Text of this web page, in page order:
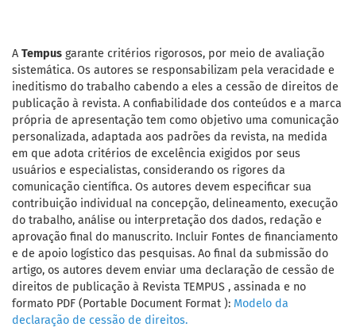
A Tempus garante critérios rigorosos, por meio de avaliação
sistemática. Os autores se responsabilizam pela veracidade e
ineditismo do trabalho cabendo a eles a cessão de direitos de
publicação à revista. A confiabilidade dos conteúdos e a marca
própria de apresentação tem como objetivo uma comunicação
personalizada, adaptada aos padrões da revista, na medida
em que adota critérios de excelência exigidos por seus
usuários e especialistas, considerando os rigores da
comunicação científica. Os autores devem especificar sua
contribuição individual na concepção, delineamento, execução
do trabalho, análise ou interpretação dos dados, redação e
aprovação final do manuscrito. Incluir Fontes de financiamento
e de apoio logístico das pesquisas. Ao final da submissão do
artigo, os autores devem enviar uma declaração de cessão de
direitos de publicação à Revista TEMPUS , assinada e no
formato PDF (Portable Document Format ): Modelo da
declaração de cessão de direitos.